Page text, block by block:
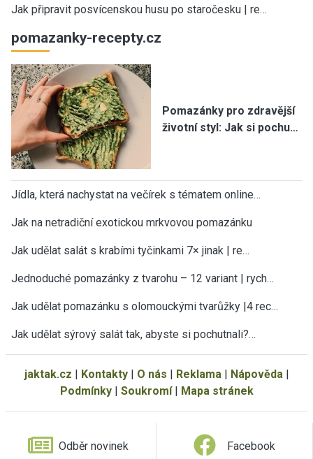
Jak připravit posvícenskou husu po staročesku | re…
pomazanky-recepty.cz
Pomazánky pro zdravější
životní styl: Jak si pochu…
Jídla, která nachystat na večírek s tématem online…
Jak na netradiční exotickou mrkvovou pomazánku
Jak udělat salát s krabími tyčinkami 7× jinak | re…
Jednoduché pomazánky z tvarohu – 12 variant | rych…
Jak udělat pomazánku s olomouckými tvarůžky |4 rec…
Jak udělat sýrový salát tak, abyste si pochutnali?…
jaktak.cz Kontakty| O nás Reklama| Nápověda|
Podmínky| Soukromí| Mapa stránek
Odběr novinek Facebook